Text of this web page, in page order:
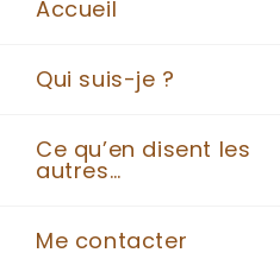
Accueil
Qui suis-je ?
Ce qu’en disent les
autres…
Me contacter